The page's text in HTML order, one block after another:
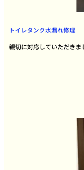
トイレタンク水漏れ修理
親切に対応していただきま